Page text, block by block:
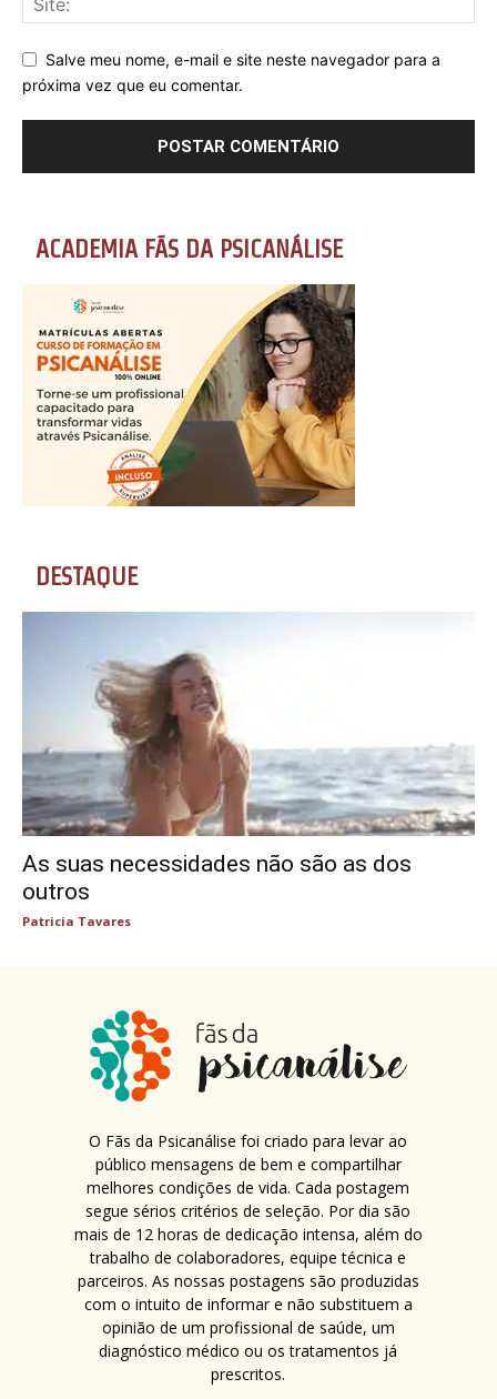
Salve meu nome, e-mail e site neste navegador para a
próxima vez que eu comentar.
ACADEMIA FÃS DA PSICANÁLISE
DESTAQUE
As suas necessidades não são as dos
outros
Patricia Tavares
O Fãs da Psicanálise foi criado para levar ao
público mensagens de bem e compartilhar
melhores condições de vida. Cada postagem
segue sérios critérios de seleção. Por dia são
mais de 12 horas de dedicação intensa, além do
trabalho de colaboradores, equipe técnica e
parceiros. As nossas postagens são produzidas
com o intuito de informar e não substituem a
opinião de um profissional de saúde, um
diagnóstico médico ou os tratamentos já
prescritos.